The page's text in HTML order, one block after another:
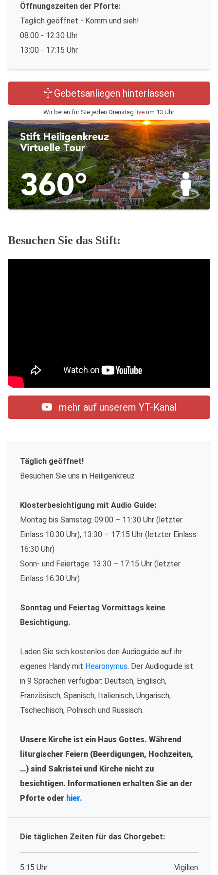
Öffnungszeiten der Pforte:
Täglich geöffnet - Komm und sieh!
08:00 - 12:30 Uhr
13:00 - 17:15 Uhr
Gebetsanliegen hinterlassen
Wir beten für Sie jeden Dienstag liveum 13 Uhr.
Besuchen Sie das Stift:
mehr auf unserem YT-Kanal
Täglich geöffnet!
Besuchen Sie uns in Heiligenkreuz
Klosterbesichtigung mit Audio Guide:
Montag bis Samstag: 09:00 – 11:30 Uhr (letzter
Einlass 10:30 Uhr), 13:30 – 17:15 Uhr (letzter Einlass
16:30 Uhr)
Sonn- und Feiertage: 13:30 – 17:15 Uhr (letzter
Einlass 16:30 Uhr)
Sonntag und Feiertag Vormittags keine
Besichtigung.
Laden Sie sich kostenlos den Audioguide auf ihr
eigenes Handy mit Hearonymus. Der Audioguide ist
in 9 Sprachen verfügbar: Deutsch, Englisch,
Französisch, Spanisch, Italienisch, Ungarisch,
Tschechisch, Polnisch und Russisch.
Unsere Kirche ist ein Haus Gottes. Während
liturgischer Feiern (Beerdigungen, Hochzeiten,
…) sind Sakristei und Kirche nicht zu
besichtigen. Informationen erhalten Sie an der
Pforte oder hier.
Die täglichen Zeiten für das Chorgebet:
5.15 Uhr Vigilien